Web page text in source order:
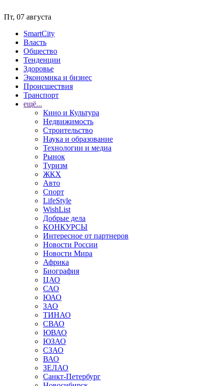
Пт, 07 августа
SmartCity
Власть
Общество
Тенденции
Здоровье
Экономика и бизнес
Происшествия
Транспорт
ещё...
Кино и Культура
Недвижимость
Строительство
Наука и образование
Технологии и медиа
Рынок
Туризм
ЖКХ
Авто
Спорт
LifeStyle
WishList
Добрые дела
КОНКУРСЫ
Интересное от партнеров
Новости России
Новости Мира
Африка
Биография
ЦАО
САО
ЮАО
ЗАО
ТИНАО
СВАО
ЮВАО
ЮЗАО
СЗАО
ВАО
ЗЕЛАО
Санкт-Петербург